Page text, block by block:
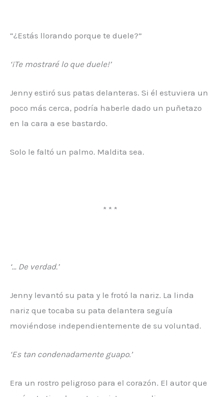
“¿Estás llorando porque te duele?”
‘¡Te mostraré lo que duele!’
Jenny estiró sus patas delanteras. Si él estuviera un
poco más cerca, podría haberle dado un puñetazo
en la cara a ese bastardo.
Solo le faltó un palmo. Maldita sea.
* * *
‘… De verdad.’
Jenny levantó su pata y le frotó la nariz. La linda
nariz que tocaba su pata delantera seguía
moviéndose independientemente de su voluntad.
‘Es tan condenadamente guapo.’
Era un rostro peligroso para el corazón. El autor que